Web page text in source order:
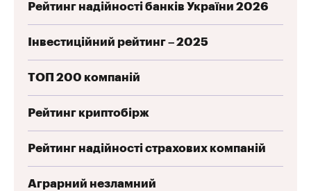
Рейтинг надійності банків України 2026
Інвестиційний рейтинг – 2025
ТОП 200 компаній
Рейтинг криптобірж
Рейтинг надійності страхових компаній
Аграрний незламний